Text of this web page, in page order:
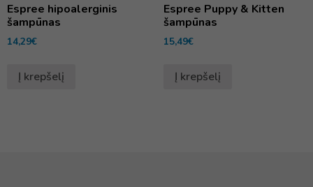
Espree hipoalerginis
šampūnas
14,29€
Į krepšelį
Espree Puppy & Kitten
šampūnas
15,49€
Į krepšelį